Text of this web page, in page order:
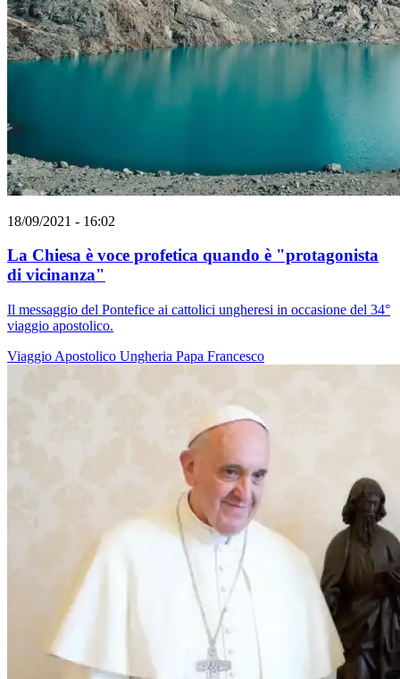
18/09/2021 - 16:02
La Chiesa è voce profetica quando è "protagonista
di vicinanza"
Il messaggio del Pontefice ai cattolici ungheresi in occasione del 34°
viaggio apostolico.
Viaggio Apostolico Ungheria Papa Francesco